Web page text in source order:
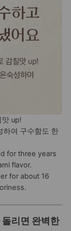
up!
하여 구수함도 한
for three years
flavor.
for about 16
리면 완벽한